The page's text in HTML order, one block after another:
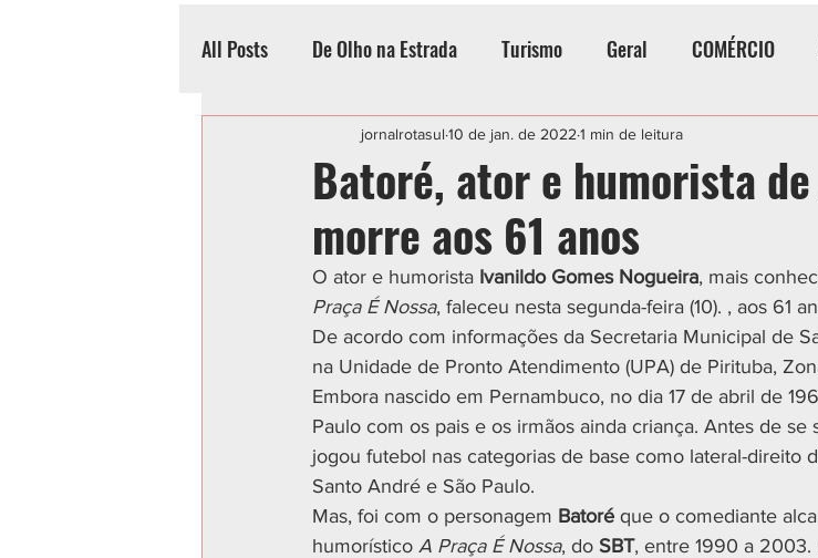
All Posts De Olho na Estrada Turismo Geral COMÉRCIO
Categoria sem título POLICIAL ESPORTE CIDADES
Batoré, ator e humorista de
morre aos 61 anos
jornalrotasul 10 de jan. de 2022 1 min de leitura
O ator e humorista Ivanildo Gomes Nogueira, mais
Praça É Nossa, faleceu nesta segunda-feira (10). , aos 61
De acordo com informações da Secretaria Municipal de
na Unidade de Pronto Atendimento (UPA) de Pirituba,
Embora nascido em Pernambuco, no dia 17 de abril de
Paulo com os pais e os irmãos ainda criança. Antes de
jogou futebol nas categorias de base como lateral-direito
Santo André e São Paulo.
Mas, foi com o personagem Batoré que o comediante
humorístico A Praça É Nossa, do SBT, entre 1990 a 2003.